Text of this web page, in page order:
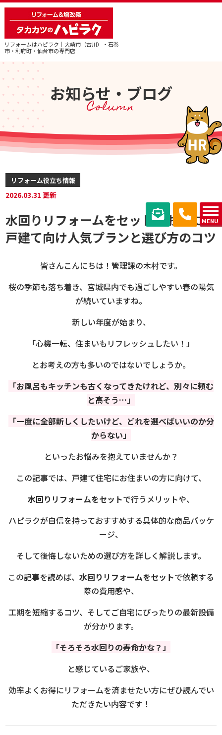
リフォームはハピラク｜大崎市（古川）・石巻
市・利府町・仙台市の専門店
MENU
お知らせ・ブログ
Column
リフォーム役立ち情報
2026.03.31 更新
水回りリフォームをセットでお得に！
戸建て向け人気プランと選び方のコツ
皆さんこんにちは！管理課の木村です。
桜の季節も落ち着き、宮城県内でも過ごしやすい春の陽気
が続いていますね。
新しい年度が始まり、
「心機一転、住まいもリフレッシュしたい！」
とお考えの方も多いのではないでしょうか。
「お風呂もキッチンも古くなってきたけれど、別々に頼む
と高そう…」
「一度に全部新しくしたいけど、どれを選べばいいのか分
からない」
といったお悩みを抱えていませんか？
この記事では、戸建て住宅にお住まいの方に向けて、
水回りリフォームをセットで行うメリットや、
ハピラクが自信を持っておすすめする具体的な商品パッケ
ージ、
そして後悔しないための選び方を詳しく解説します。
この記事を読めば、 水回りリフォームをセットで依頼する
際の費用感や、
工期を短縮するコツ、そしてご自宅にぴったりの最新設備
が分かります。
「そろそろ水回りの寿命かな？」
と感じているご家族や、
効率よくお得にリフォームを済ませたい方にぜひ読んでい
ただきたい内容です！